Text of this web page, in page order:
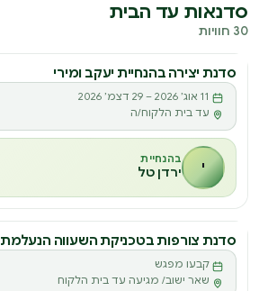
סדנאות עד הבית
30 חוויות
סדנה
ס
סדנת יצירה בהנחיית יעקב ומירי
11 אוג׳ 2026 – 29 דצמ׳ 2026
עד בית הלקוח/ה
י בהנחיית
ירדן טל
סדנה
ס
סדנת צורפות בטכניקת השעווה הנעלמת
קבעו מפגש
שאר ישוב/ מגיעה עד בית הלקוח